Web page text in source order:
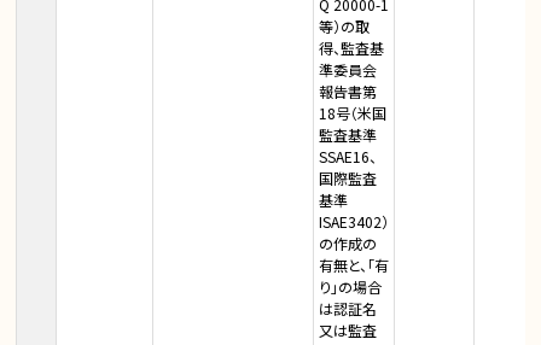
Q 20000-1
等）の取
得、監査基
準委員会
報告書第
18号（米国
監査基準
SSAE16、
国際監査
基準
ISAE3402）
の作成の
有無と、「有
り」の場合
は認証名
又は監査